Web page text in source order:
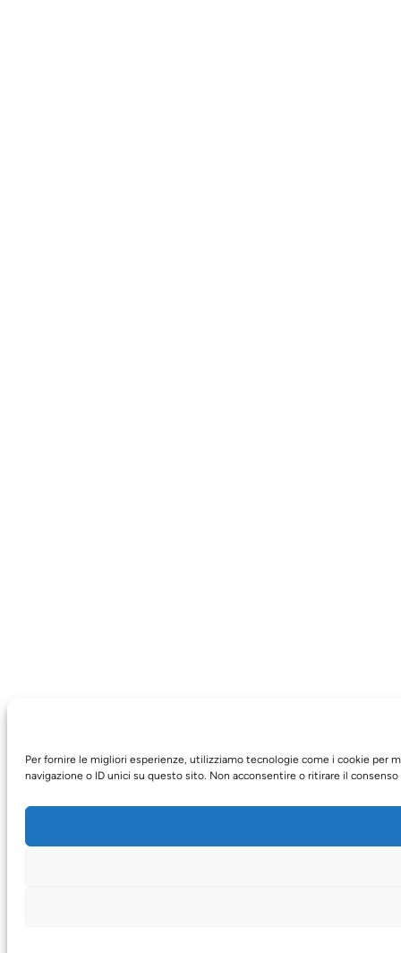
Per fornire le migliori esperienze, utilizziamo tecnologie come i cookie per
navigazione o ID unici su questo sito. Non acconsentire o ritirare il